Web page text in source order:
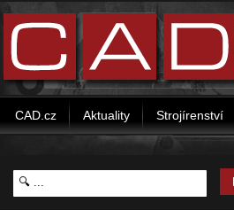
CAD.cz Aktuality Strojírenství